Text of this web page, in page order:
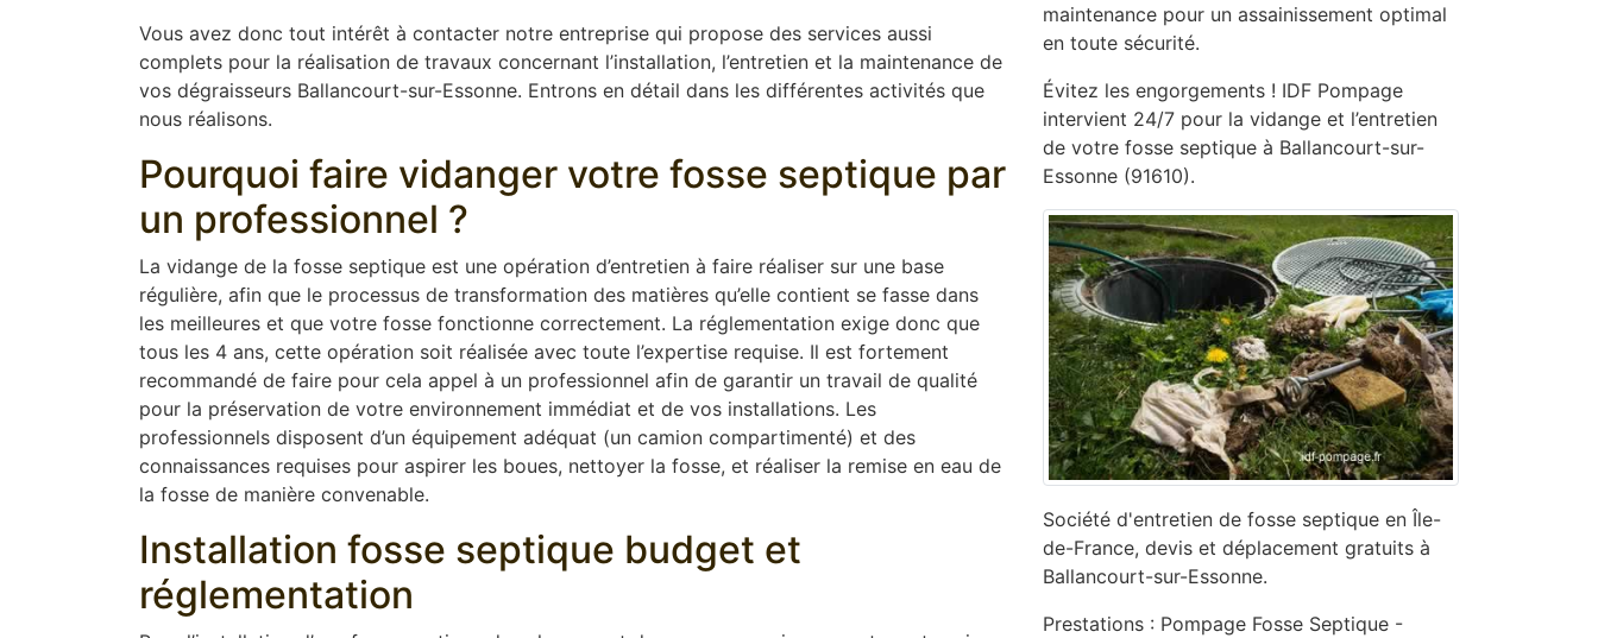
Vous avez donc tout intérêt à contacter notre entreprise qui propose des services aussi
complets pour la réalisation de travaux concernant l’installation, l’entretien et la maintenance de
vos dégraisseurs Ballancourt-sur-Essonne. Entrons en détail dans les différentes activités que
nous réalisons.
Pourquoi faire vidanger votre fosse septique par
un professionnel ?
La vidange de la fosse septique est une opération d’entretien à faire réaliser sur une base
régulière, afin que le processus de transformation des matières qu’elle contient se fasse dans
les meilleures et que votre fosse fonctionne correctement. La réglementation exige donc que
tous les 4 ans, cette opération soit réalisée avec toute l’expertise requise. Il est fortement
recommandé de faire pour cela appel à un professionnel afin de garantir un travail de qualité
pour la préservation de votre environnement immédiat et de vos installations. Les
professionnels disposent d’un équipement adéquat (un camion compartimenté) et des
connaissances requises pour aspirer les boues, nettoyer la fosse, et réaliser la remise en eau de
la fosse de manière convenable.
Installation fosse septique budget et
réglementation
maintenance pour un assainissement optimal
en toute sécurité.
Évitez les engorgements ! IDF Pompage
intervient 24/7 pour la vidange et l’entretien
de votre fosse septique à Ballancourt-sur-
Essonne (91610).
Société d'entretien de fosse septique en Île-
de-France, devis et déplacement gratuits à
Ballancourt-sur-Essonne.
Prestations : Pompage Fosse Septique -